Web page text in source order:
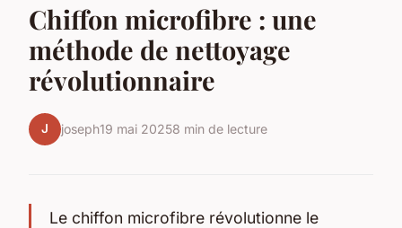
Chiffon microfibre : une
méthode de nettoyage
révolutionnaire
J joseph19 mai 20258 min de lecture
Le chiffon microfibre révolutionne le